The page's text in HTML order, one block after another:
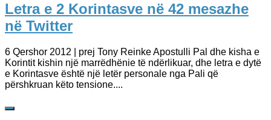
Letra e 2 Korintasve në 42 mesazhe
në Twitter
6 Qershor 2012 | prej Tony Reinke Apostulli Pal dhe kisha e
Korintit kishin një marrëdhënie të ndërlikuar, dhe letra e dytë
e Korintasve është një letër personale nga Pali që
përshkruan këto tensione....